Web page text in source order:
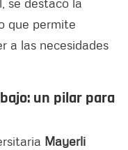
que permite
a las necesidades
un pilar para
Mayerli